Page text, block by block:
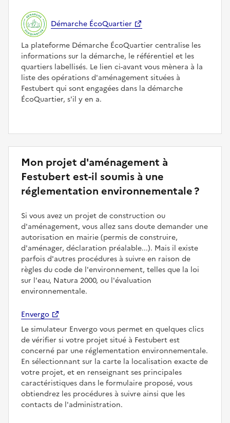
Démarche ÉcoQuartier
La plateforme Démarche ÉcoQuartier centralise les
informations sur la démarche, le référentiel et les
quartiers labellisés. Le lien ci-avant vous mènera à la
liste des opérations d'aménagement situées à
Festubert qui sont engagées dans la démarche
ÉcoQuartier, s'il y en a.
Mon projet d'aménagement à
Festubert est-il soumis à une
réglementation environnementale ?
Si vous avez un projet de construction ou
d'aménagement, vous allez sans doute demander une
autorisation en mairie (permis de construire,
d'aménager, déclaration préalable...). Mais il existe
parfois d'autres procédures à suivre en raison de
règles du code de l'environnement, telles que la loi
sur l'eau, Natura 2000, ou l'évaluation
environnementale.
Envergo
Le simulateur Envergo vous permet en quelques clics
de vérifier si votre projet situé à Festubert est
concerné par une réglementation environnementale.
En sélectionnant sur la carte la localisation exacte de
votre projet, et en renseignant ses principales
caractéristiques dans le formulaire proposé, vous
obtiendrez les procédures à suivre ainsi que les
contacts de l'administration.